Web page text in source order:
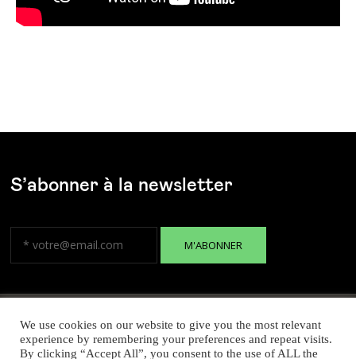
S’abonner à la newsletter
We use cookies on our website to give you the most relevant
experience by remembering your preferences and repeat visits.
By clicking “Accept All”, you consent to the use of ALL the